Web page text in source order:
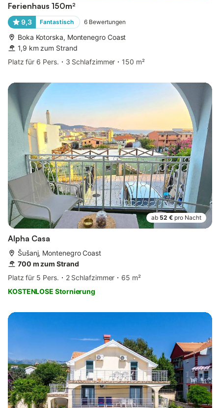
Ferienhaus 150m²
9,3 Fantastisch 6 Bewertungen
Boka Kotorska, Montenegro Coast
1,9 km zum Strand
Platz für 6 Pers.
3 Schlafzimmer 150 m²
ab 52 € pro Nacht
Alpha Casa
Šušanj, Montenegro Coast
700 m zum Strand
Platz für 5 Pers.
2 Schlafzimmer
65 m²
KOSTENLOSE Stornierung